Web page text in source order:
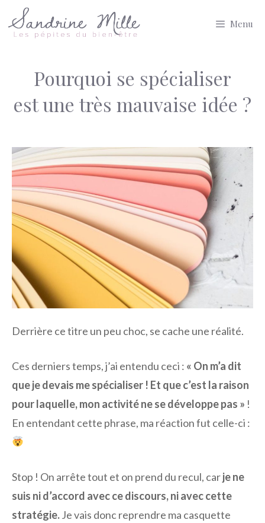
au
Menu
Pourquoi se spécialiser
est une très mauvaise idée ?
Derrière ce titre un peu choc, se cache une réalité.
Ces derniers temps, j’ai entendu ceci : « On m’a dit
que je devais me spécialiser ! Et que c’est la raison
pour laquelle, mon activité ne se développe pas » !
En entendant cette phrase, ma réaction fut celle-ci :
Stop ! On arrête tout et on prend du recul, carje ne
suis ni d’accord avec ce discours, ni avec cette
stratégie.Je vais donc reprendre ma casquette